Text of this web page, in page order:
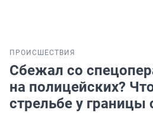
ПРОИСШЕСТВИЯ
Сбежал со
на полицейских?
стрельбе у границы